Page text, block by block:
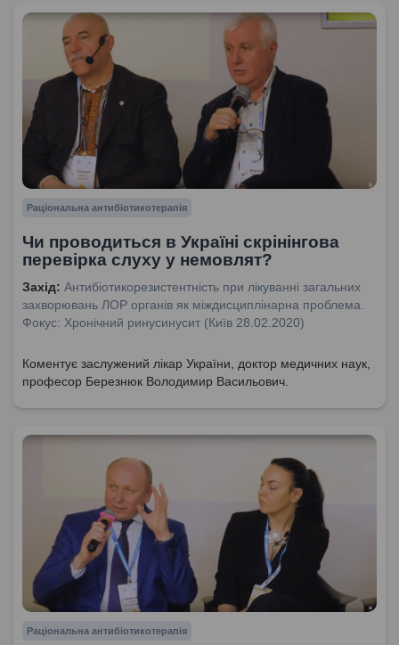
Раціональна антибіотикотерапія
Чи проводиться в Україні скрінінгова
перевірка слуху у немовлят?
Захід: Антибіотикорезистентність при лікуванні загальних
захворювань ЛОР органів як міждисциплінарна проблема.
Фокус: Хронічний ринусинусит (Київ 28.02.2020)
Коментує заслужений лікар України, доктор медичних наук,
професор Березнюк Володимир Васильович.
Раціональна антибіотикотерапія